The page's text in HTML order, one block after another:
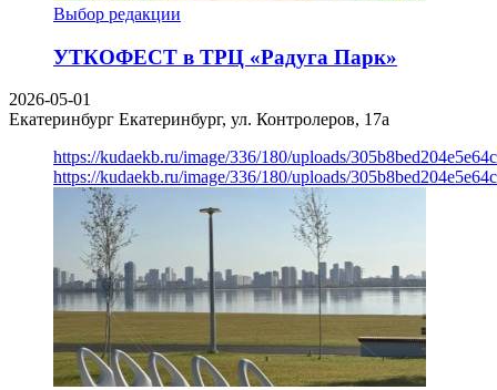
Выбор редакции
УТКОФЕСТ в ТРЦ «Радуга Парк»
2026-05-01
Екатеринбург Екатеринбург, ул. Контролеров, 17а
https://kudaekb.ru/image/336/180/uploads/
https://kudaekb.ru/image/336/180/uploads/